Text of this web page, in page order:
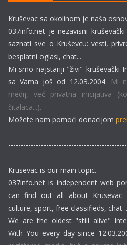
Kruševac sa okolinom je naša
037info.net je nezavisni
saznati sve o Kruševcu: vesti,
besplatni oglasi, chat...
Mi smo najstariji "živi" kruševački
sa Vama još od 12.03.2004. Mi
medij, već privatna inicijativa
čitalaca...).
Možete nam pomoći donacijom
Krusevac is our main topic.
037info.net is independent web
can find out all about Krusevac:
culture, sport, free classifieds, chat
We are the oldest "still alive"
With You every day since